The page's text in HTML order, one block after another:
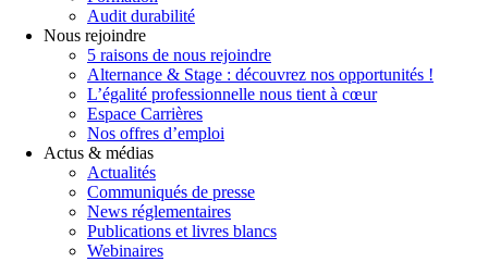
Audit durabilité
Nous rejoindre
5 raisons de nous rejoindre
Alternance & Stage : découvrez nos opportunités !
L’égalité professionnelle nous tient à cœur
Espace Carrières
Nos offres d’emploi
Actus & médias
Actualités
Communiqués de presse
News réglementaires
Publications et livres blancs
Webinaires